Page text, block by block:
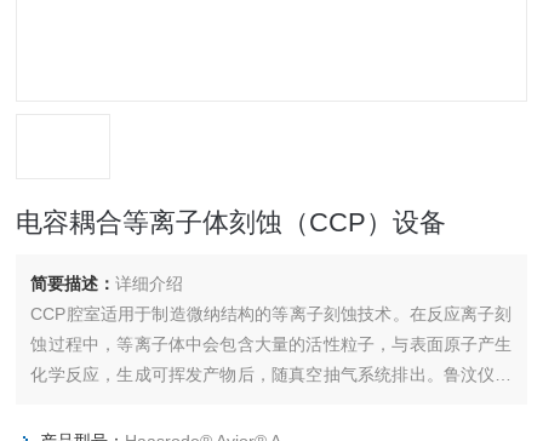
电容耦合等离子体刻蚀（CCP）设备
简要描述：详细介绍
CCP腔室适用于制造微纳结构的等离子刻蚀技术。在反应离子刻
蚀过程中，等离子体中会包含大量的活性粒子，与表面原子产生
化学反应，生成可挥发产物后，随真空抽气系统排出。鲁汶仪器
提供各种不同材料的刻蚀解决方案。